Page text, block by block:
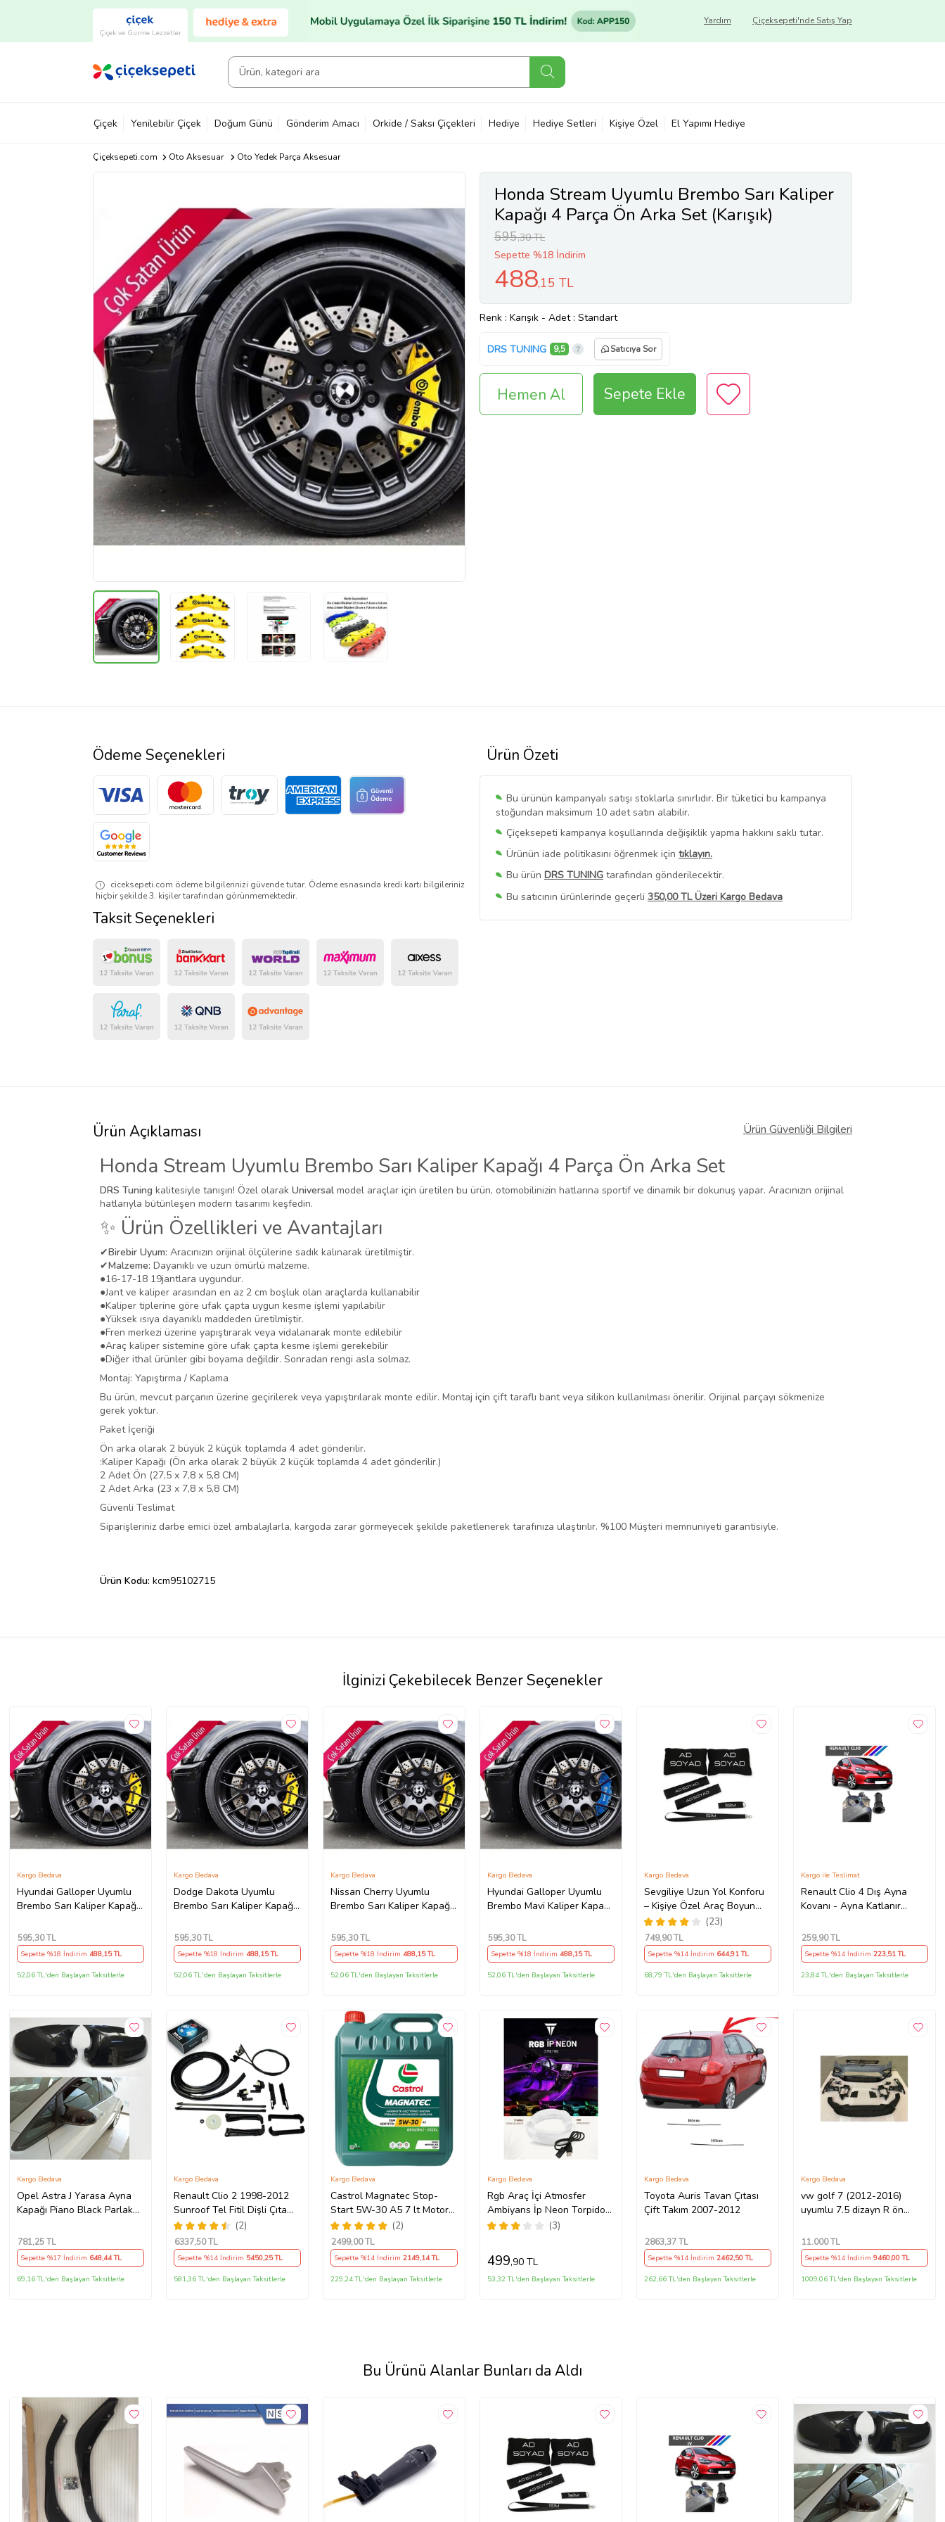
Çiçek ve Gurme Lezzetler
Çiçeksepeti'nde Satış Yap
Yardım
Çiçek Yenilebilir Çiçek Doğum Günü Gönderim Amacı Orkide / Saksı Çiçekleri Hediye Hediye Setleri Kişiye Özel El Yapımı Hediye
Çiçeksepeti.com Oto Aksesuar Oto Yedek Parça Aksesuar
Honda Stream Uyumlu Brembo Sarı Kaliper
Kapağı 4 Parça Ön Arka Set (Karışık)
595,30 TL
Sepette %18 İndirim
488,15 TL
Renk : Karışık - Adet : Standart
DRS TUNING 9,5 Satıcıya Sor
Hemen Al Sepete Ekle
Ürün Özeti
Bu ürünün kampanyalı satışı stoklarla sınırlıdır. Bir tüketici bu kampanya
stoğundan maksimum 10 adet satın alabilir.
Çiçeksepeti kampanya koşullarında değişiklik yapma hakkını saklı tutar.
Ürünün iade politikasını öğrenmek için tıklayın.
Bu ürün DRS TUNING tarafından gönderilecektir.
Bu satıcının ürünlerinde geçerli 350,00 TL Üzeri Kargo Bedava
Bu SatıcınınTüm Ürünlerini Görüntüle
Ödeme Seçenekleri
ciceksepeti.com ödeme bilgilerinizi güvende tutar. Ödeme esnasında kredi kartı bilgileriniz
hiçbir şekilde 3. kişiler tarafından görünmemektedir.
Taksit Seçenekleri
Ürün Açıklaması Ürün Güvenliği Bilgileri
Honda Stream Uyumlu Brembo Sarı Kaliper Kapağı 4 Parça Ön Arka Set
DRS Tuning kalitesiyle tanışın! Özel olarak Universal model araçlar için üretilen bu ürün, otomobilinizin hatlarına sportif ve dinamik bir dokunuş yapar. Aracınızın orijinal
hatlarıyla bütünleşen modern tasarımı keşfedin.
✨ Ürün Özellikleri ve Avantajları
✔Birebir Uyum: Aracınızın orijinal ölçülerine sadık kalınarak üretilmiştir.
✔Malzeme: Dayanıklı ve uzun ömürlü malzeme.
●16-17-18 19jantlara uygundur.
●Jant ve kaliper arasından en az 2 cm boşluk olan araçlarda kullanabilir
●Kaliper tiplerine göre ufak çapta uygun kesme işlemi yapılabilir
●Yüksek ısıya dayanıklı maddeden üretilmiştir.
●Fren merkezi üzerine yapıştırarak veya vidalanarak monte edilebilir
●Araç kaliper sistemine göre ufak çapta kesme işlemi gerekebilir
●Diğer ithal ürünler gibi boyama değildir. Sonradan rengi asla solmaz.
Montaj: Yapıştırma / Kaplama
Bu ürün, mevcut parçanın üzerine geçirilerek veya yapıştırılarak monte edilir. Montaj için çift taraflı bant veya silikon kullanılması önerilir. Orijinal parçayı sökmenize
gerek yoktur.
Paket İçeriği
Ön arka olarak 2 büyük 2 küçük toplamda 4 adet gönderilir.
:Kaliper Kapağı (Ön arka olarak 2 büyük 2 küçük toplamda 4 adet gönderilir.)
2 Adet Ön (27,5 x 7,8 x 5,8 CM)
2 Adet Arka (23 x 7,8 x 5,8 CM)
Güvenli Teslimat
Siparişleriniz darbe emici özel ambalajlarla, kargoda zarar görmeyecek şekilde paketlenerek tarafınıza ulaştırılır. %100 Müşteri memnuniyeti garantisiyle.
Ürün Kodu: kcm95102715
İlginizi Çekebilecek Benzer Seçenekler
Hyundai Galloper Uyumlu
Brembo Sarı Kaliper Kapağı
(Karışık)
Kargo Bedava
595,30 TL
Sepette %18 İndirim 488,15 TL
52,06 TL'den Başlayan Taksitlerle
Dodge Dakota Uyumlu
Brembo Sarı Kaliper Kapağı
(Karışık)
Kargo Bedava
595,30 TL
Sepette %18 İndirim 488,15 TL
52,06 TL'den Başlayan Taksitlerle
Nissan Cherry Uyumlu
Brembo Sarı Kaliper Kapağı
(Karışık)
Kargo Bedava
595,30 TL
Sepette %18 İndirim 488,15 TL
52,06 TL'den Başlayan Taksitlerle
Hyundai Galloper Uyumlu
Brembo Mavi Kaliper Kapağı
(Karışık)
Kargo Bedava
595,30 TL
Sepette %18 İndirim 488,15 TL
52,06 TL'den Başlayan Taksitlerle
Sevgiliye Uzun Yol Konforu
– Kişiye Özel Araç Boyun
Yastığı & Kemer Pedi Hediye
Seti
(23)
Kargo Bedava
749,90 TL
Sepette %14 İndirim 644,91 TL
68,79 TL'den Başlayan Taksitlerle
Renault Clio 4 Dış Ayna
Kovanı - Ayna Katlanır
490307706 M3625
Kargo ile Teslimat
259,90 TL
Sepette %14 İndirim223,51 TL
23,84 TL'den Başlayan Taksitlerle
Opel Astra J Yarasa Ayna
Kapağı Piano Black Parlak
Kargo Bedava
781,25 TL
Sepette %17 İndirim 648,44 TL
69,16 TL'den Başlayan Taksitlerle
Renault Clio 2 1998-2012
Sunroof Tel Fitil Dişli Çıta
Ayak Seti
(2)
Kargo Bedava
6337,50 TL
Sepette %14 İndirim 5450,25 TL
581,36 TL'den Başlayan Taksitlerle
Castrol Magnatec Stop-
Start 5W-30 A5 7 lt Motor
Yağı Ü.T 2024 (2)
Kargo Bedava
2499,00 TL
Sepette %14 İndirim 2149,14 TL
229,24 TL'den Başlayan Taksitlerle
Rgb Araç İçi Atmosfer
Ambiyans İp Neon Torpido
Led 3 Metre USB Girişli
(3)
Kargo Bedava
499,90 TL
53,32 TL'den Başlayan Taksitlerle
Toyota Auris Tavan Çıtası
Çift Takım 2007-2012
Kargo Bedava
2863,37 TL
Sepette %14 İndirim2462,50 TL
262,66 TL'den Başlayan Taksitlerle
vw golf 7 (2012-2016)
uyumlu 7.5 dizayn R ön
Kargo Bedava
11.000TL
Sepette %14 İndirim9460,00 TL
1009,06 TL'den Başlayan Taksitlerle
Bu Ürünü Alanlar Bunları da Aldı